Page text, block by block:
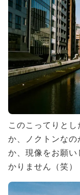
このこってりと
か、ノクトンな
か、現像をお願
かりません（笑）